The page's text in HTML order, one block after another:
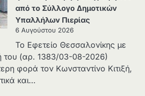
από το Σύλλογο Δημοτικών
Υπαλλήλων Πιερίας
6 Αυγούστου 2026
Το Εφετείο Θεσσαλονίκης με
του (αρ. 1383/03-08-2026)
φορά τον Κωνσταντίνο Κιτιξή,
και…